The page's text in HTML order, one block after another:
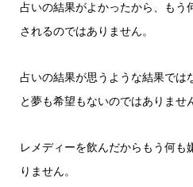
占いの結果がよかったから、もう
されるのではありません。
占いの結果が思うような結果では
と夢も希望もないのではありませ
レメディーを飲んだからもう何も
りません。